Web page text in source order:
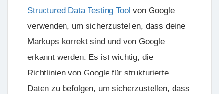
Structured Data Testing Tool von Google
verwenden, um sicherzustellen, dass deine
Markups korrekt sind und von Google
erkannt werden. Es ist wichtig, die
Richtlinien von Google für strukturierte
Daten zu befolgen, um sicherzustellen, dass